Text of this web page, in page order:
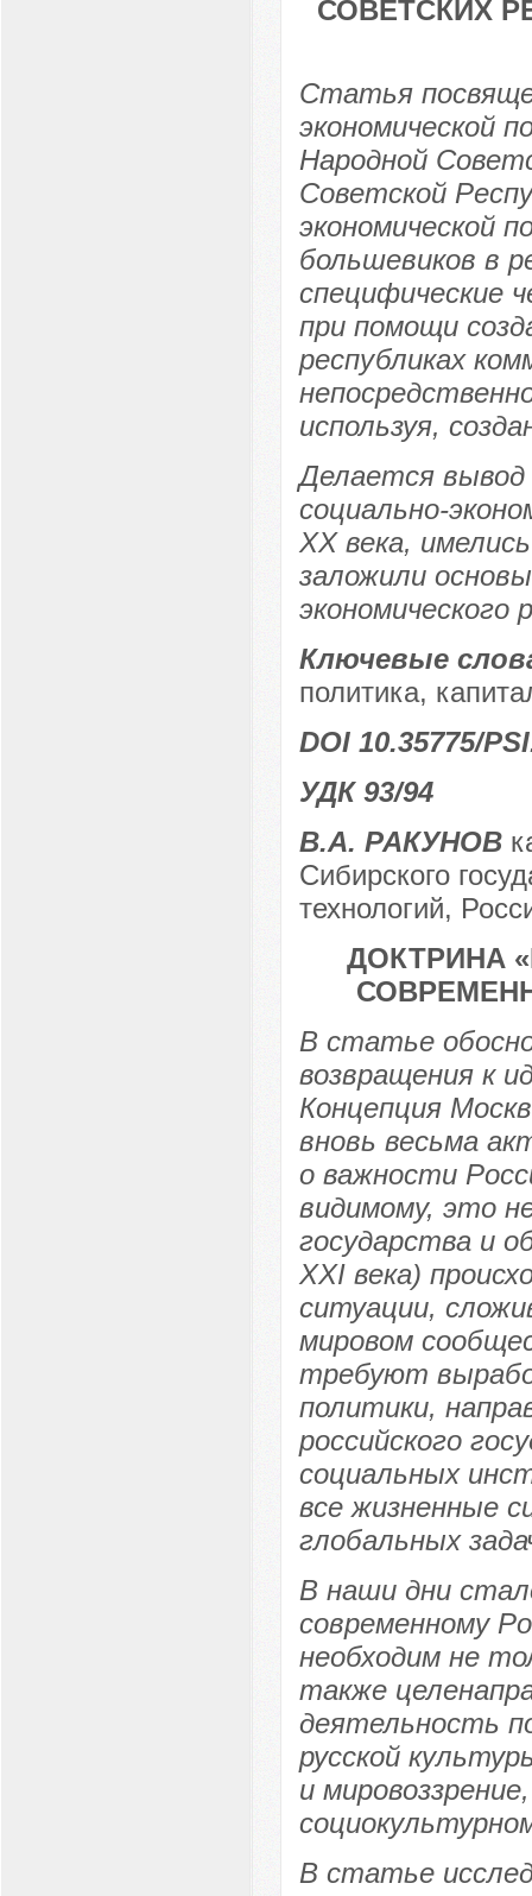
СОВЕТСКИХ
Статья
экономической
Народной
Советской
экономической
большевиков в
специфические
при помощи
республиках
используя,
Делается
социально-
ХХ века,
заложили
экономического
Ключевые
политика,
DOI 10.35775/
УДК 93/94
В.А. РАКУНОВ
Сибирского
технологий,
ДОКТРИНА
В статье
возвращения к
Концепция
вновь весьма
о важности
видимому, это
государства и
XXI века)
ситуации,
мировом
требуют
политики,
российского
социальных
все жизненные
глобальных
В наши дни
современному
необходим не
также
деятельность
русской
и
В статье